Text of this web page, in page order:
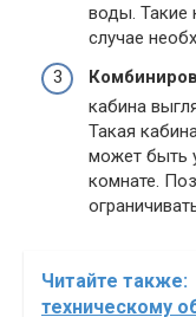
воды. Такие
случае
кабина
Такая
может быть
комнате.
Читайте также:
техническому